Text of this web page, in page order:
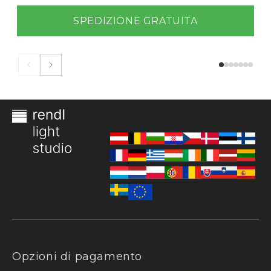
SPEDIZIONE GRATUITA
Opzioni di pagamento